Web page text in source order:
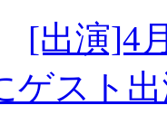
[出演]4
ゲスト